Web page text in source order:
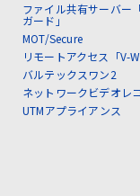
ファイル共有サーバー
ガード」
MOT/Secure
リモートアクセス「V-
バルテックスワン2
ネットワークビデオレ
UTMアプライアンス